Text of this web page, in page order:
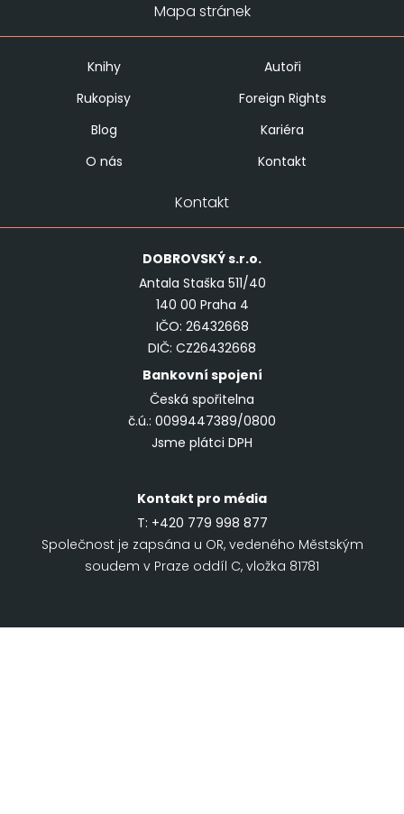
Mapa stránek
Knihy
Autoři
Rukopisy
Foreign Rights
Blog
Kariéra
O nás
Kontakt
Kontakt
DOBROVSKÝs.r.o.
Antala Staška 511/40
140 00 Praha 4
IČO: 26432668
DIČ: CZ26432668
Bankovní spojení
Česká spořitelna
č.ú.: 0099447389/0800
Jsme plátci DPH
Kontakt pro média
T: +420 779 998 877
Společnost je zapsána u OR, vedeného Městským
soudem v Praze oddíl C, vložka 81781